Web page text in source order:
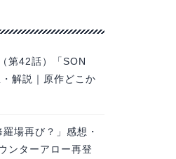
第42話）「SON
解説｜原作どこか
場再び？」感想・
ンターアロー再登